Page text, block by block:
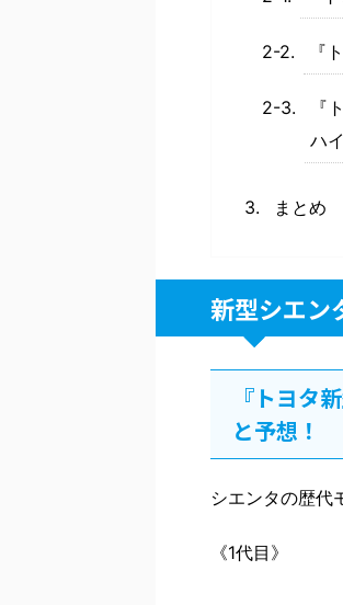
『
『
ハ
まとめ
新型シエン
『トヨタ
と予想！
シエンタの歴代
《1代目》